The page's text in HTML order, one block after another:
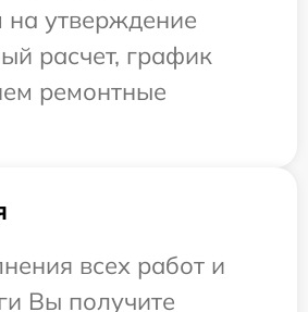
на утверждение
расчет, график
ремонтные
всех работ и
Вы получите